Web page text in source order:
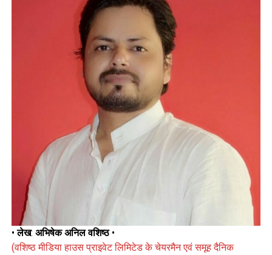
•लेख: अभिषेक अनिल वशिष्ठ•
(वशिष्ठ मीडिया हाउस प्राइवेट लिमिटेड के चेयरमैन एवं समूह दैनिक